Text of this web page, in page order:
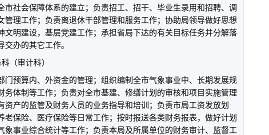
市社会保障体系的建立；负责招工、招干、毕业生录用和招聘、调
管理工作；负责离退休干部管理和服务工作；协助局领导做好思想
文明建设，基层党建工作；承担省局下达的有关目标任务并分解落
交办的其它工作。
审计科）
预算内、外资金的管理；组织编制全市气象事业中、长期发展规
务体制等工作；负责对全市基建、修缮计划的审核和项目实施管理
资产的监管及财务人员的业务指导和培训；负责市局工资发放划
老保险、医疗保险等日常工作；按时报送各类财务报表，做好计划
象事业综合统计等工作；负责本局及所属单位的财务审计、监督工